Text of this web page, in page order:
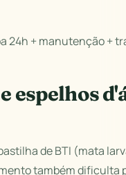
24h + manutenção +
espelhos
de BTI (mata
também dificulta